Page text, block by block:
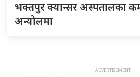
भक्तपुर क्यान्सर अस्पतालका
अन्योलमा